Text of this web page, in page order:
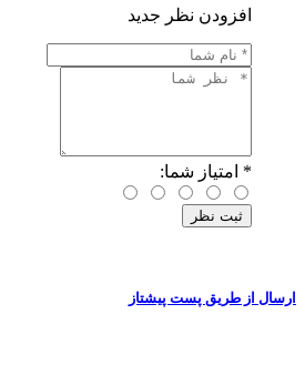
افزودن نظر جدید
* امتیاز شما:
ارسال از طریق پست پیشتاز